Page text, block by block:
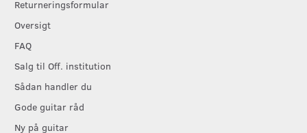
Returneringsformular
Oversigt
FAQ
Salg til Off. institution
Sådan handler du
Gode guitar råd
Ny på guitar